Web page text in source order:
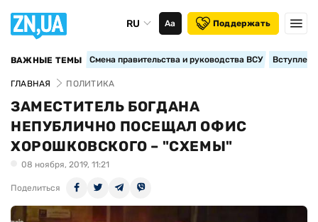
RU Аа Поддержать
ВАЖНЫЕ ТЕМЫ Смена правительства и руководства ВСУ
ГЛАВНАЯ ПОЛИТИКА
ЗАМЕСТИТЕЛЬ БОГДАНА
НЕПУБЛИЧНО ПОСЕЩАЛ ОФИС
ХОРОШКОВСКОГО – "СХЕМЫ"
08 ноября, 2019, 11:21
Поделиться